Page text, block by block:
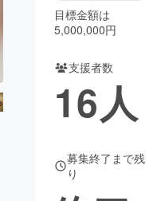
コミュニティ
目標金額は
5,000,000円
支援者数
16人
募集終了まで残
り